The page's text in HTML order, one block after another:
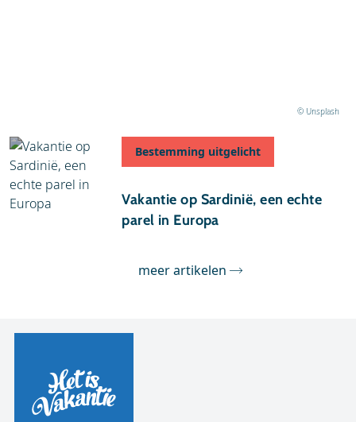
© Unsplash
Bestemming uitgelicht
Vakantie op Sardinië, een echte
parel in Europa
meer artikelen